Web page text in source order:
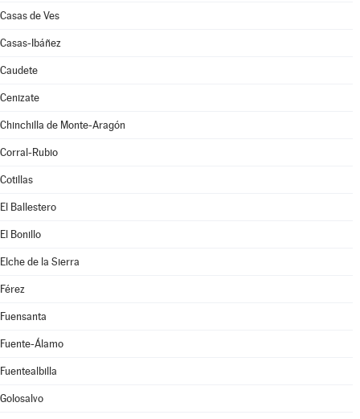
Casas de Ves
Casas-Ibáñez
Caudete
Cenizate
Chinchilla de Monte-Aragón
Corral-Rubio
Cotillas
El Ballestero
El Bonillo
Elche de la Sierra
Férez
Fuensanta
Fuente-Álamo
Fuentealbilla
Golosalvo